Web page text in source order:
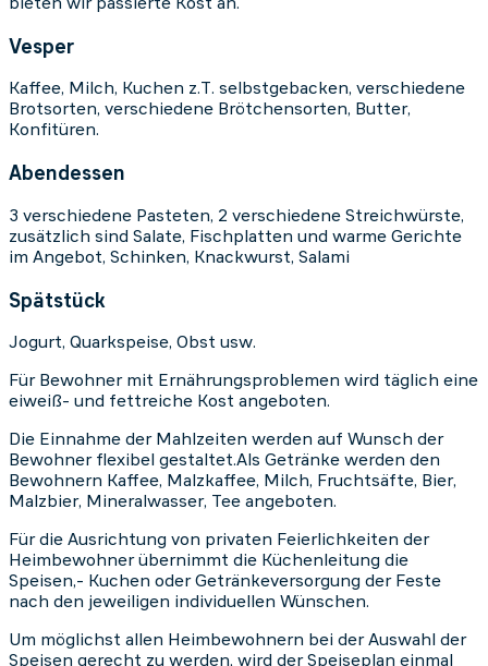
bieten wir passierte Kost an.
Vesper
Kaffee, Milch, Kuchen z.T. selbstgebacken, verschiedene
Brotsorten, verschiedene Brötchensorten, Butter,
Konfitüren.
Abendessen
3 verschiedene Pasteten, 2 verschiedene Streichwürste,
zusätzlich sind Salate, Fischplatten und warme Gerichte
im Angebot, Schinken, Knackwurst, Salami
Spätstück
Jogurt, Quarkspeise, Obst usw.
Für Bewohner mit Ernährungsproblemen wird täglich eine
eiweiß- und fettreiche Kost angeboten.
Die Einnahme der Mahlzeiten werden auf Wunsch der
Bewohner flexibel gestaltet.Als Getränke werden den
Bewohnern Kaffee, Malzkaffee, Milch, Fruchtsäfte, Bier,
Malzbier, Mineralwasser, Tee angeboten.
Für die Ausrichtung von privaten Feierlichkeiten der
Heimbewohner übernimmt die Küchenleitung die
Speisen,- Kuchen oder Getränkeversorgung der Feste
nach den jeweiligen individuellen Wünschen.
Um möglichst allen Heimbewohnern bei der Auswahl der
Speisen gerecht zu werden, wird der Speiseplan einmal